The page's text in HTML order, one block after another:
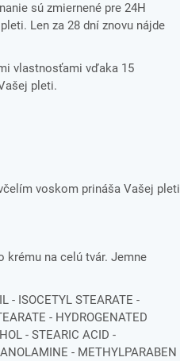
sú zmiernené pre 24H
Len za 28 dní znovu nájde
vlastnosťami vďaka 15
pleti.
voskom prináša Vašej pleti
krému na celú tvár. Jemne
- ISOCETYL STEARATE -
- HYDROGENATED
- STEARIC ACID -
- METHYLPARABEN